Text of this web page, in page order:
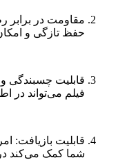
حفظ تازگی و
فیلم می‌تواند در
شما کمک می‌کند